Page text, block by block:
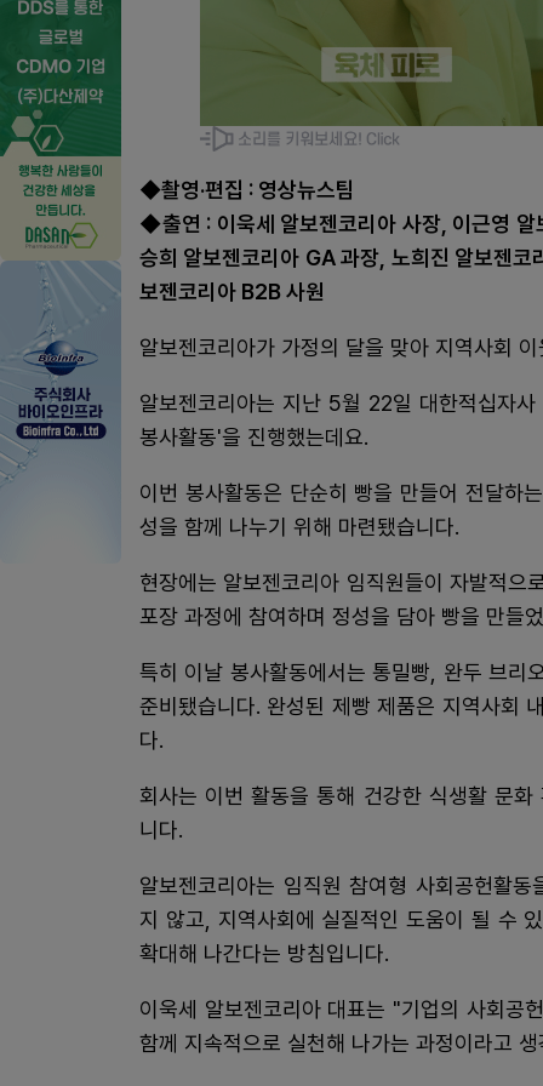
◆촬영·편집 : 영상뉴스팀
◆출연 : 이욱세 알보젠코리아 사장, 이근영
승희 알보젠코리아 GA 과장, 노희진 알보젠
보젠코리아 B2B 사원
알보젠코리아가 가정의 달을 맞아 지역사회
알보젠코리아는 지난 5월 22일 대한적십자
봉사활동'을 진행했는데요.
이번 봉사활동은 단순히 빵을 만들어 전달하
성을 함께 나누기 위해 마련됐습니다.
현장에는 알보젠코리아 임직원들이 자발적
포장 과정에 참여하며 정성을 담아 빵을 만들
특히 이날 봉사활동에서는 통밀빵, 완두 브리
준비됐습니다. 완성된 제빵 제품은 지역사회
다.
회사는 이번 활동을 통해 건강한 식생활 문
니다.
알보젠코리아는 임직원 참여형 사회공헌활
지 않고, 지역사회에 실질적인 도움이 될 수
확대해 나간다는 방침입니다.
이욱세 알보젠코리아 대표는 "기업의 사회공
함께 지속적으로 실천해 나가는 과정이라고